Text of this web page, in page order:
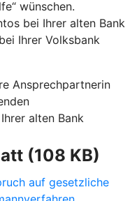
wünschen.
bei Ihrer alten Bank
Ihrer Volksbank
Ansprechpartnerin
alten Bank
(108 KB)
auf gesetzliche